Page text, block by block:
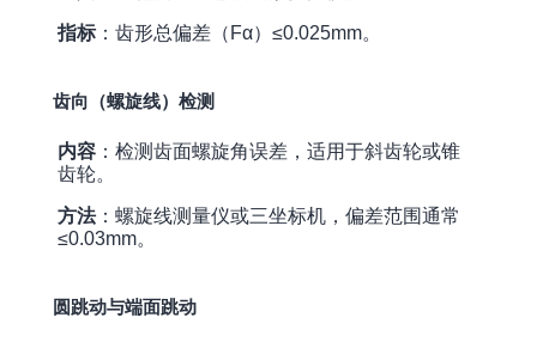
指标：齿形总偏差（Fα）≤0.025mm。
齿向（螺旋线）检测
内容 ：检测齿面螺旋角误差，适用于斜齿轮或锥
齿轮。
方法：螺旋线测量仪或三坐标机，偏差范围通常
≤0.03mm。
圆跳动与端面跳动